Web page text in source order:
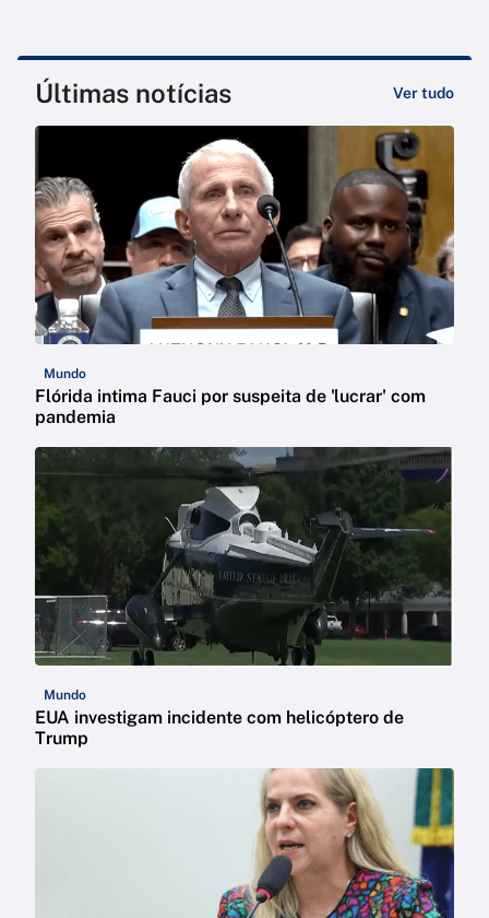
Últimas notícias Ver tudo
Mundo
Flórida intima Fauci por suspeita de 'lucrar' com
pandemia
Mundo
EUA investigam incidente com helicóptero de
Trump